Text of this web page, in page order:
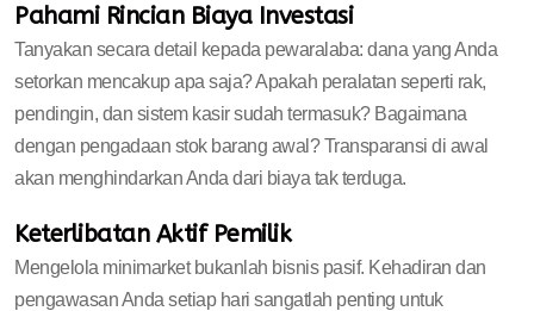
Pahami Rincian Biaya Investasi
Tanyakan secara detail kepada pewaralaba: dana yang Anda
setorkan mencakup apa saja? Apakah peralatan seperti rak,
pendingin, dan sistem kasir sudah termasuk? Bagaimana
dengan pengadaan stok barang awal? Transparansi di awal
akan menghindarkan Anda dari biaya tak terduga.
Keterlibatan Aktif Pemilik
Mengelola minimarket bukanlah bisnis pasif. Kehadiran dan
pengawasan Anda setiap hari sangatlah penting untuk